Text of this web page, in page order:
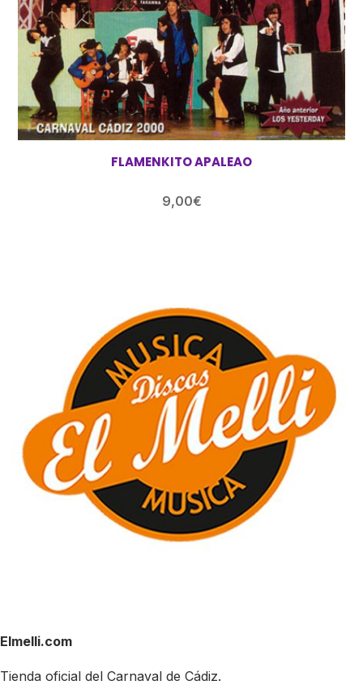
FLAMENKITO APALEAO
9,00€
Elmelli.com
Tienda oficial del Carnaval de Cádiz.